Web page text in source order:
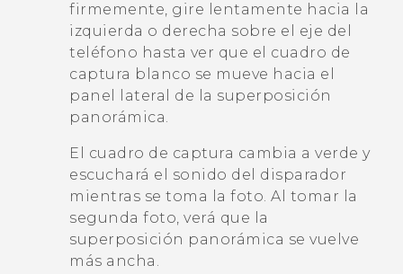
firmemente, gire lentamente hacia la
izquierda o derecha sobre el eje del
teléfono hasta ver que el cuadro de
captura blanco se mueve hacia el
panel lateral de la superposición
panorámica.
El cuadro de captura cambia a verde y
escuchará el sonido del disparador
mientras se toma la foto. Al tomar la
segunda foto, verá que la
superposición panorámica se vuelve
más ancha.